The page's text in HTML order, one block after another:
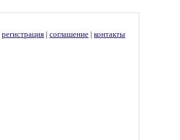
|регистрация |соглашение |контакты